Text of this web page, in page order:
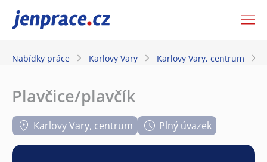
JenPráce.cz
Nabídky práce Karlovy Vary Karlovy Vary, centrum
Plavčice/plavčík
Karlovy Vary, centrum Plný úvazek